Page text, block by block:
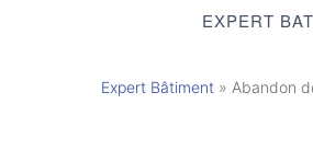
EXPERT
Expert Bâtiment » Abandon